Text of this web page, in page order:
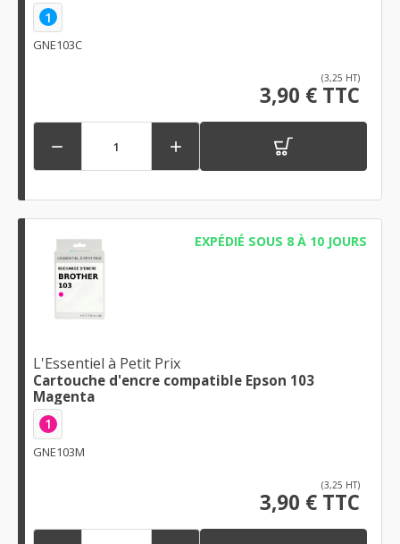
1
GNE103C
(3,25 HT)
3,90 € TTC
 
EXPÉDIÉ SOUS 8 À 10 JOURS
L'Essentiel à Petit Prix
Cartouche d'encre compatible Epson 103
Magenta
1
GNE103M
(3,25 HT)
3,90 € TTC